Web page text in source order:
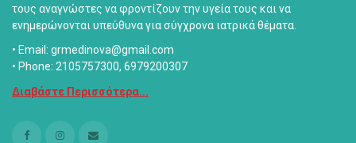
τους αναγνώστες να φροντίζουν την υγεία τους και να
ενημερώνονται υπεύθυνα για σύγχρονα ιατρικά θέματα.
• Email: grmedinova@gmail.com
• Phone: 2105757300, 6979200307
Διαβάστε Περισσότερα...